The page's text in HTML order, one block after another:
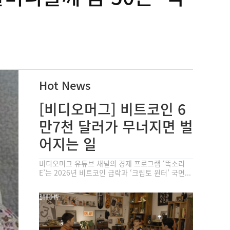
Hot News
[비디오머그] 비트코인 6
만7천 달러가 무너지면 벌
어지는 일
비디오머그 유튜브 채널의 경제 프로그램 ‘똑소리
E’는 2026년 비트코인 급락과 ‘크립토 윈터’ 국면...